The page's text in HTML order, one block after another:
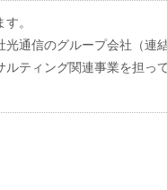
。
通信のグループ会社（連
ティング関連事業を担って